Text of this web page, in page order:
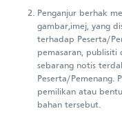
Penganjur berhak
gambar,imej, yang
terhadap Peserta/
pemasaran, publisiti
sebarang notis
Peserta/Pemenang.
pemilikan atau
bahan tersebut.